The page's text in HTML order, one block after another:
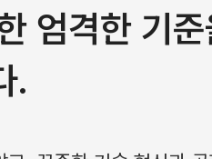
엄격한 기
.